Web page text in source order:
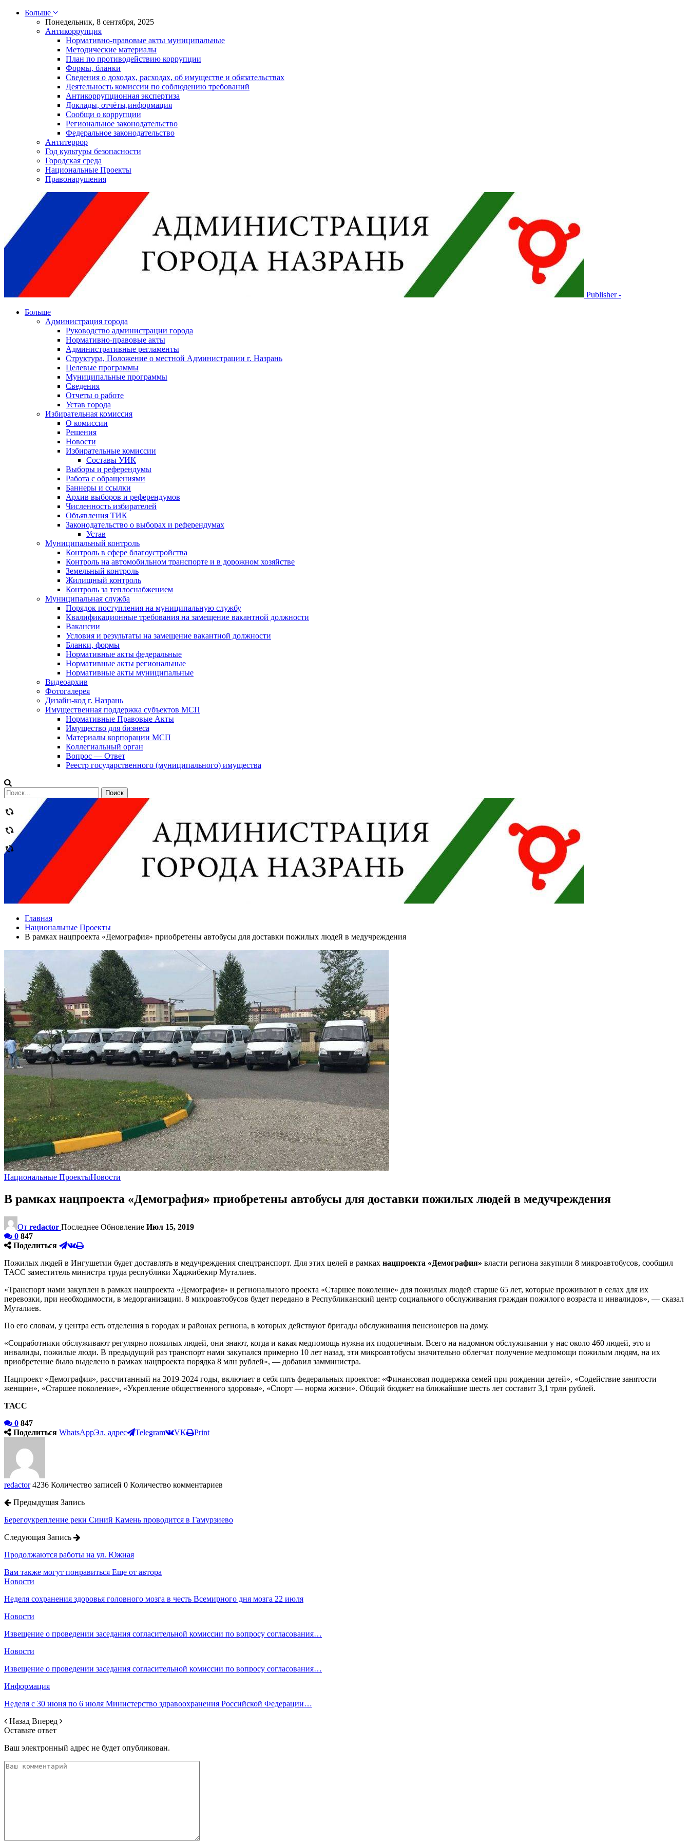
Больше
Понедельник, 8 сентября, 2025
Антикоррупция
Нормативно-правовые акты муниципальные
Методические материалы
План по противодействию коррупции
Формы, бланки
Сведения о доходах, расходах, об имуществе и обязательствах
Деятельность комиссии по соблюдению требований
Антикоррупционная экспертиза
Доклады, отчёты,информация
Сообщи о коррупции
Региональное законодательство
Федеральное законодательство
Антитеррор
Год культуры безопасности
Городская среда
Национальные Проекты
Правонарушения
Publisher -
Больше
Администрация города
Руководство администрации города
Нормативно-правовые акты
Административные регламенты
Структура, Положение о местной Администрации г. Назрань
Целевые программы
Муниципальные программы
Сведения
Отчеты о работе
Устав города
Избирательная комиссия
О комиссии
Решения
Новости
Избирательные комиссии
Составы УИК
Выборы и референдумы
Работа с обращениями
Баннеры и ссылки
Архив выборов и референдумов
Численность избирателей
Объявления ТИК
Законодательство о выборах и референдумах
Устав
Муниципальный контроль
Контроль в сфере благоустройства
Контроль на автомобильном транспорте и в дорожном хозяйстве
Земельный контроль
Жилищный контроль
Контроль за теплоснабжением
Муниципальная служба
Порядок поступления на муниципальную службу
Квалификационные требования на замещение вакантной должности
Вакансии
Условия и результаты на замещение вакантной должности
Бланки, формы
Нормативные акты федеральные
Нормативные акты региональные
Нормативные акты муниципальные
Видеоархив
Фотогалерея
Дизайн-код г. Назрань
Имущественная поддержка субъектов МСП
Нормативные Правовые Акты
Имущество для бизнеса
Материалы корпорации МСП
Коллегиальный орган
Вопрос — Ответ
Реестр государственного (муниципального) имущества
Сообщений
категории
Теги
Главная
Национальные Проекты
В рамках нацпроекта «Демография» приобретены автобусы для доставки пожилых людей в медучреждения
Национальные ПроектыНовости
В рамках нацпроекта «Демография» приобретены автобусы для доставки пожилых людей в медучреждения
От redactor Последнее Обновление Июл 15, 2019
0 847
Поделиться
Пожилых людей в Ингушетии будет доставлять в медучреждения спецтранспорт. Для этих целей в рамках нацпроекта «Демография» власти региона закупили 8 микроавтобусов, сообщил
ТАСС заместитель министра труда республики Хаджибекир Муталиев.
«Транспорт нами закуплен в рамках нацпроекта «Демография» и регионального проекта «Старшее поколение» для пожилых людей старше 65 лет, которые проживают в селах для их
перевозки, при необходимости, в медорганизации. 8 микроавтобусов будет передано в Республиканский центр социального обслуживания граждан пожилого возраста и инвалидов», — сказал
Муталиев.
По его словам, у центра есть отделения в городах и районах региона, в которых действуют бригады обслуживания пенсионеров на дому.
«Соцработники обслуживают регулярно пожилых людей, они знают, когда и какая медпомощь нужна их подопечным. Всего на надомном обслуживании у нас около 460 людей, это и
инвалиды, пожилые люди. В предыдущий раз транспорт нами закупался примерно 10 лет назад, эти микроавтобусы значительно облегчат получение медпомощи пожилым людям, на их
приобретение было выделено в рамках нацпроекта порядка 8 млн рублей», — добавил замминистра.
Нацпроект «Демография», рассчитанный на 2019-2024 годы, включает в себя пять федеральных проектов: «Финансовая поддержка семей при рождении детей», «Содействие занятости
женщин», «Старшее поколение», «Укрепление общественного здоровья», «Спорт — норма жизни». Общий бюджет на ближайшие шесть лет составит 3,1 трлн рублей.
ТАСС
0 847
Поделиться WhatsAppЭл. адрес Telegram VK Print
redactor 4236 Количество записей 0 Количество комментариев
Предыдущая Запись
Берегоукрепление реки Синий Камень проводится в Гамурзиево
Следующая Запись
Продолжаются работы на ул. Южная
Вам также могут понравиться Еще от автора
Новости
Неделя сохранения здоровья головного мозга в честь Всемирного дня мозга 22 июля
Новости
Извещение о проведении заседания согласительной комиссии по вопросу согласования…
Новости
Извещение о проведении заседания согласительной комиссии по вопросу согласования…
Информация
Неделя с 30 июня по 6 июля Министерство здравоохранения Российской Федерации…
Назад Вперед
Оставьте ответ
Ваш электронный адрес не будет опубликован.